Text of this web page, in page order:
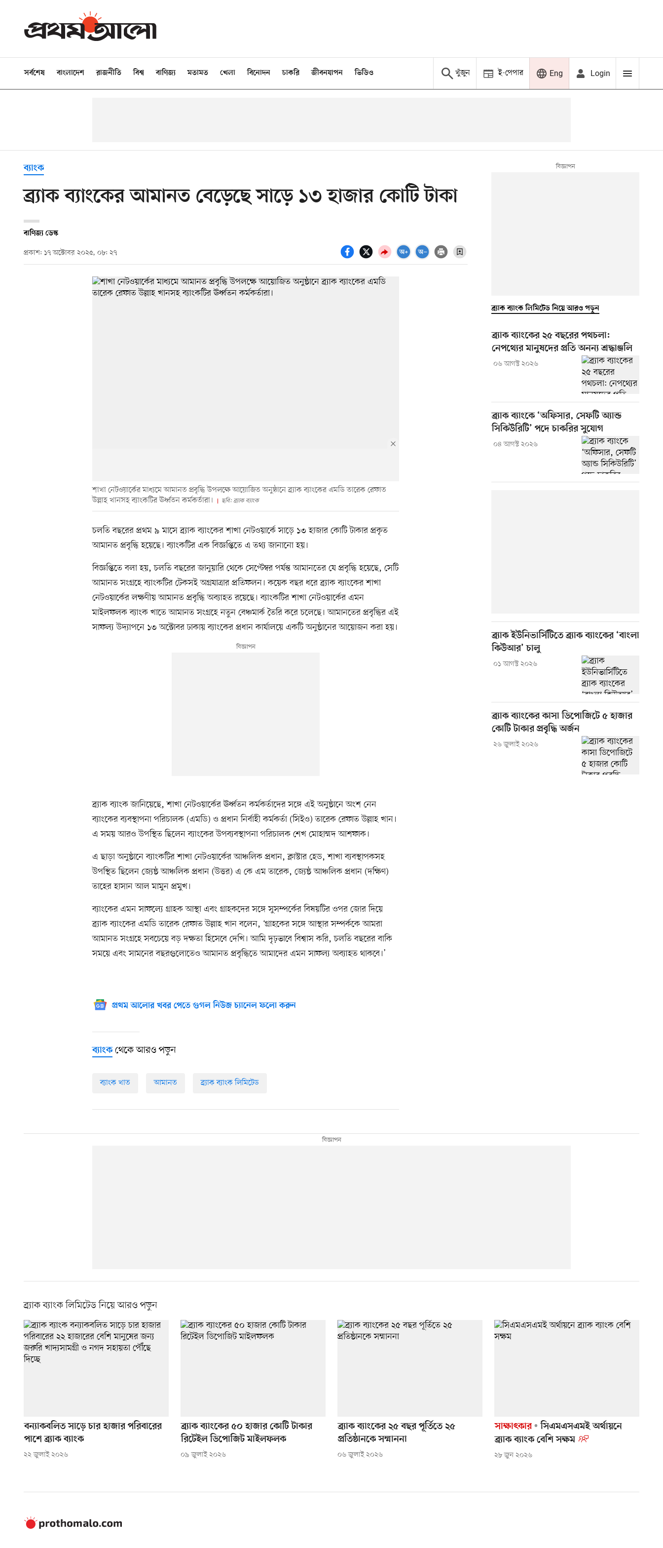
সর্বশেষ বাংলাদেশ রাজনীতি বিশ্ব বাণিজ্য মতামত খেলা বিনোদন চাকরি জীবনযাপন ভিডিও খুঁজুন ই-পেপার Eng Login
ব্যাংক
ব্র্যাক ব্যাংকের আমানত বেড়েছে সাড়ে ১৩ হাজার কোটি টাকা
বাণিজ্য ডেস্ক
প্রকাশ: ১৭ অক্টোবর ২০২৫, ০৮: ২৭
শাখা নেটওয়ার্কের মাধ্যমে আমানত প্রবৃদ্ধি উপলক্ষে আয়োজিত অনুষ্ঠানে ব্র্যাক ব্যাংকের এমডি তারেক রেফাত
উল্লাহ খানসহ ব্যাংকটির ঊর্ধ্বতন কর্মকর্তারা।
ছবি: ব্র্যাক ব্যাংক
চলতি বছরের প্রথম ৯ মাসে ব্র্যাক ব্যাংকের শাখা নেটওয়ার্কে সাড়ে ১৩ হাজার কোটি টাকার প্রকৃত
আমানত প্রবৃদ্ধি হয়েছে। ব্যাংকটির এক বিজ্ঞপ্তিতে এ তথ্য জানানো হয়।
বিজ্ঞপ্তিতে বলা হয়, চলতি বছরের জানুয়ারি থেকে সেপ্টেম্বর পর্যন্ত আমানতের যে প্রবৃদ্ধি হয়েছে, সেটি
আমানত সংগ্রহে ব্যাংকটির টেকসই অগ্রযাত্রার প্রতিফলন। কয়েক বছর ধরে ব্র্যাক ব্যাংকের শাখা
নেটওয়ার্কের লক্ষণীয় আমানত প্রবৃদ্ধি অব্যাহত রয়েছে। ব্যাংকটির শাখা নেটওয়ার্কের এমন
মাইলফলক ব্যাংক খাতে আমানত সংগ্রহে নতুন বেঞ্চমার্ক তৈরি করে চলেছে। আমানতের প্রবৃদ্ধির এই
সাফল্য উদ্যাপনে ১৩ অক্টোবর ঢাকায় ব্যাংকের প্রধান কার্যালয়ে একটি অনুষ্ঠানের আয়োজন করা হয়।
ব্র্যাক ব্যাংক জানিয়েছে, শাখা নেটওয়ার্কের ঊর্ধ্বতন কর্মকর্তাদের সঙ্গে এই অনুষ্ঠানে অংশ নেন
ব্যাংকের ব্যবস্থাপনা পরিচালক (এমডি) ও প্রধান নির্বাহী কর্মকর্তা (সিইও) তারেক রেফাত উল্লাহ খান।
এ সময় আরও উপস্থিত ছিলেন ব্যাংকের উপব্যবস্থাপনা পরিচালক শেখ মোহাম্মদ আশফাক।
এ ছাড়া অনুষ্ঠানে ব্যাংকটির শাখা নেটওয়ার্কের আঞ্চলিক প্রধান, ক্লাস্টার হেড, শাখা ব্যবস্থাপকসহ
উপস্থিত ছিলেন জ্যেষ্ঠ আঞ্চলিক প্রধান (উত্তর) এ কে এম তারেক, জ্যেষ্ঠ আঞ্চলিক প্রধান (দক্ষিণ)
তাহের হাসান আল মামুন প্রমুখ।
ব্যাংকের এমন সাফল্যে গ্রাহক আস্থা এবং গ্রাহকদের সঙ্গে সুসম্পর্কের বিষয়টির ওপর জোর দিয়ে
ব্র্যাক ব্যাংকের এমডি তারেক রেফাত উল্লাহ খান বলেন, ‘গ্রাহকের সঙ্গে আস্থার সম্পর্ককে আমরা
আমানত সংগ্রহে সবচেয়ে বড় দক্ষতা হিসেবে দেখি। আমি দৃঢ়ভাবে বিশ্বাস করি, চলতি বছরের বাকি
সময়ে এবং সামনের বছরগুলোতেও আমানত প্রবৃদ্ধিতে আমাদের এমন সাফল্য অব্যাহত থাকবে।’
প্রথম আলোর খবর পেতে গুগল নিউজ চ্যানেল ফলো করুন
ব্যাংকথেকে আরও পড়ুন
ব্যাংক খাত আমানত ব্র্যাক ব্যাংক লিমিটেড
ব্র্যাক ব্যাংক লিমিটেড নিয়ে আরও পড়ুন
ব্র্যাক ব্যাংকের ২৫ বছরের পথচলা:
নেপথ্যের মানুষদের প্রতি অনন্য শ্রদ্ধাঞ্জলি
০৬ আগস্ট ২০২৬
ব্র্যাক ব্যাংকে ‘অফিসার, সেফটি অ্যান্ড
সিকিউরিটি’ পদে চাকরির সুযোগ
০৪ আগস্ট ২০২৬
ব্র্যাক ইউনিভার্সিটিতে ব্র্যাক ব্যাংকের ‘বাংলা
কিউআর’ চালু
০১ আগস্ট ২০২৬
ব্র্যাক ব্যাংকের কাসা ডিপোজিটে ৫ হাজার
কোটি টাকার প্রবৃদ্ধি অর্জন
২৬ জুলাই ২০২৬
ব্র্যাক ব্যাংক লিমিটেড নিয়ে আরও পড়ুন
বন্যাকবলিত সাড়ে চার হাজার পরিবারের
পাশে ব্র্যাক ব্যাংক
২২ জুলাই ২০২৬
ব্র্যাক ব্যাংকের ৫০ হাজার কোটি টাকার
রিটেইল ডিপোজিট মাইলফলক
০৯ জুলাই ২০২৬
ব্র্যাক ব্যাংকের ২৫ বছর পূর্তিতে ২৫
প্রতিষ্ঠানকে সম্মাননা
০৬ জুলাই ২০২৬
সাক্ষাৎকার
সিএমএসএমই অর্থায়নে
ব্র্যাক ব্যাংক বেশি সক্ষম
২৮ জুন ২০২৬